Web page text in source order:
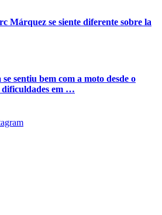
Márquez se siente diferente sobre la
sentiu bem com a moto desde o
dificuldades em …